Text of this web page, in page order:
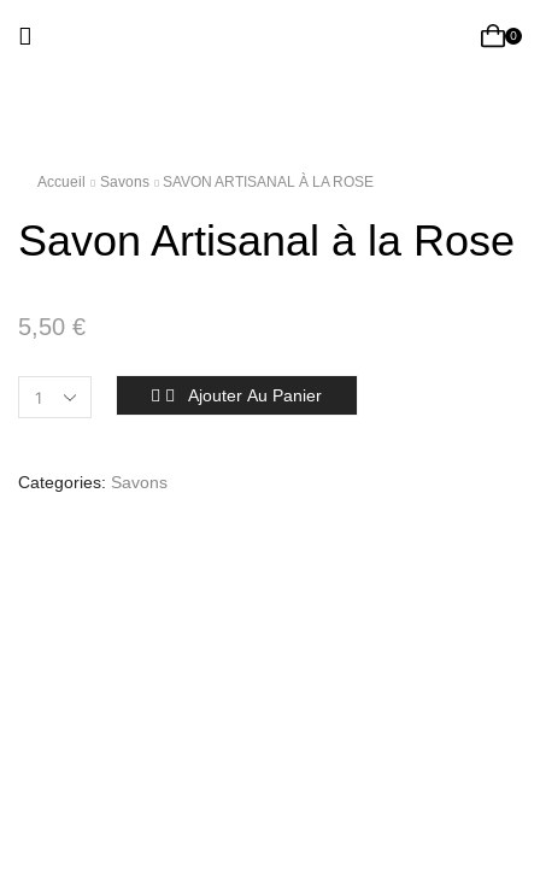
0
Accueil Savons SAVON ARTISANAL À LA ROSE
Savon Artisanal à la Rose
5,50 €
Ajouter Au Panier
Categories: Savons